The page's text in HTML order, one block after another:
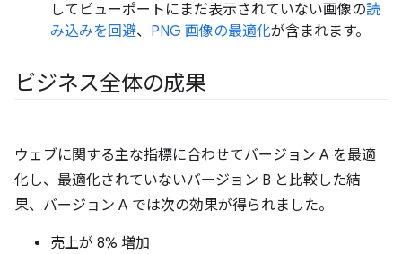
してビューポートにまだ表示されていない画像の読
み込みを回避、 PNG 画像の最適化が含まれます。
ビジネス全体の成果
ウェブに関する主な指標に合わせてバージョン A を最適
化し、最適化されていないバージョン B と比較した結
果、バージョン A では次の効果が得られました。
売上が 8% 増加